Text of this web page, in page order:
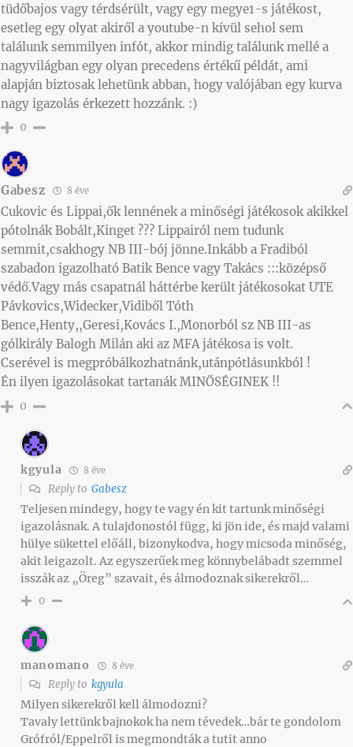
tüdőbajos vagy térdsérült, vagy egy megye1-s játékost,
esetleg egy olyat akiről a youtube-n kívül sehol sem
találunk semmilyen infót, akkor mindig találunk mellé a
nagyvilágban egy olyan precedens értékű példát, ami
alapján biztosak lehetünk abban, hogy valójában egy kurva
nagy igazolás érkezett hozzánk. :)
0
Gabesz 8 éve
Cukovic és Lippai,ők lennének a minőségi játékosok akikkel
pótolnák Bobált,Kinget ??? Lippairól nem tudunk
semmit,csakhogy NB III-bój jönne.Inkább a Fradiból
szabadon igazolható Batik Bence vagy Takács :::középső
védő.Vagy más csapatnál háttérbe került játékosokat UTE
Pávkovics,Widecker,Vidiből Tóth
Bence,Henty,,Geresi,Kovács I.,Monorból sz NB III-as
gólkirály Balogh Milán aki az MFA játékosa is volt.
Cserével is megpróbálkozhatnánk,utánpótlásunkból !
Én ilyen igazolásokat tartanák MINŐSÉGINEK !!
0
kgyula 8 éve
Reply to Gabesz
Teljesen mindegy, hogy te vagy én kit tartunk minőségi
igazolásnak. A tulajdonostól függ, ki jön ide, és majd valami
hülye sükettel előáll, bizonykodva, hogy micsoda minőség,
akit leigazolt. Az egyszerűek meg könnybelábadt szemmel
isszák az „Öreg” szavait, és álmodoznak sikerekről…
0
manomano 8 éve
Reply to kgyula
Milyen sikerekről kell álmodozni?
Tavaly lettünk bajnokok ha nem tévedek…bár te gondolom
Grófról/Eppelről is megmondták a tutit anno